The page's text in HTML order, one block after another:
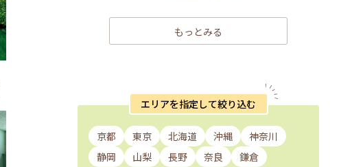
もっとみる
エリアを指定して絞り込む
京都 東京 北海道 沖縄
神奈川
静岡
山梨 長野 奈良 鎌倉